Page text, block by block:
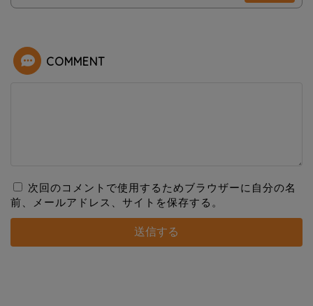
COMMENT
次回のコメントで使用するためブラウザーに自分の名
前、メールアドレス、サイトを保存する。